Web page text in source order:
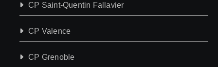
CP Saint-Quentin Fallavier
CP Valence
CP Grenoble